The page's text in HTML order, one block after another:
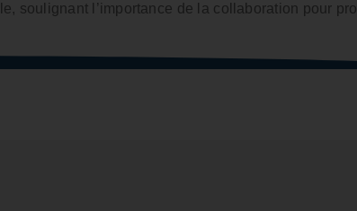
soulignant l’importance de la collaboration pour